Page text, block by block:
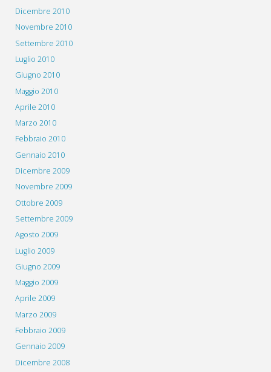
Dicembre 2010
Novembre 2010
Settembre 2010
Luglio 2010
Giugno 2010
Maggio 2010
Aprile 2010
Marzo 2010
Febbraio 2010
Gennaio 2010
Dicembre 2009
Novembre 2009
Ottobre 2009
Settembre 2009
Agosto 2009
Luglio 2009
Giugno 2009
Maggio 2009
Aprile 2009
Marzo 2009
Febbraio 2009
Gennaio 2009
Dicembre 2008